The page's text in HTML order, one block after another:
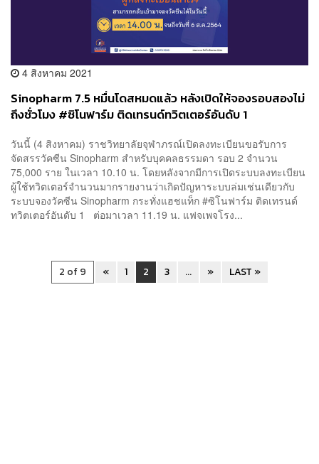
4 สิงหาคม 2021
Sinopharm 7.5 หมื่นโดสหมดแล้ว หลังเปิดให้จองรอบสองไม่
ถึงชั่วโมง #ซิโนฟาร์ม ติดเทรนด์ทวิตเตอร์อันดับ 1
วันนี้ (4 สิงหาคม) ราชวิทยาลัยจุฬาภรณ์เปิดลงทะเบียนขอรับการ
จัดสรรวัคซีน Sinopharm สำหรับบุคคลธรรมดา รอบ 2 จำนวน
75,000 ราย ในเวลา 10.10 น. โดยหลังจากมีการเปิดระบบลงทะเบียน
ผู้ใช้ทวิตเตอร์จำนวนมากรายงานว่าเกิดปัญหาระบบล่มเช่นเดียวกับ
ระบบจองวัคซีน Sinopharm กระทั่งแฮชแท็ก #ซิโนฟาร์ม ติดเทรนด์
ทวิตเตอร์อันดับ 1 ต่อมาเวลา 11.19 น. แฟจเพจโรง...
2 of 9 « 1 2 3 ... » LAST »